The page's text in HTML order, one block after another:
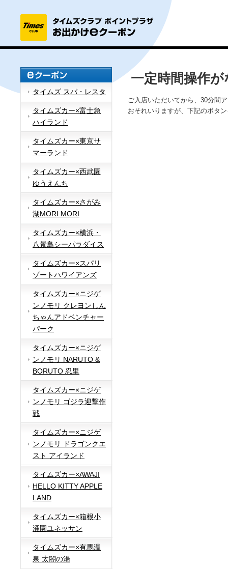
タイムズ スパ・レスタ
タイムズカー×富士急
ハイランド
タイムズカー×東京サ
マーランド
タイムズカー×西武園
ゆうえんち
タイムズカー×さがみ
湖MORI MORI
タイムズカー×横浜・
八景島シーパラダイス
タイムズカー×スパリ
ゾートハワイアンズ
タイムズカー×ニジゲ
ンノモリ クレヨンしん
ちゃんアドベンチャー
パーク
タイムズカー×ニジゲ
ンノモリ NARUTO &
BORUTO 忍里
タイムズカー×ニジゲ
ンノモリ ゴジラ迎撃作
戦
タイムズカー×ニジゲ
ンノモリ ドラゴンクエ
スト アイランド
タイムズカー×AWAJI
HELLO KITTY APPLE
LAND
タイムズカー×箱根小
涌園ユネッサン
タイムズカー×有馬温
泉 太閤の湯
一定時間操作
ご入店いただいてから、30分間
おそれいりますが、下記のボタ